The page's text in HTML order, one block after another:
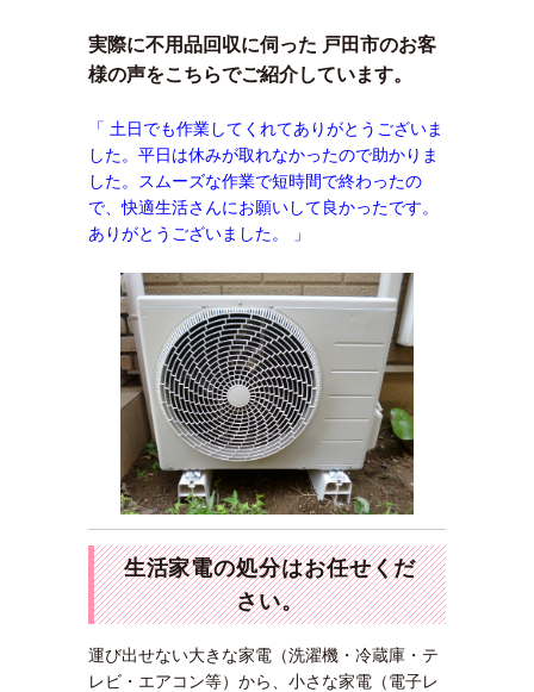
実際に不用品回収に伺った 戸田市のお客
様の声をこちらでご紹介しています。
「 土日でも作業してくれてありがとうございま
した。平日は休みが取れなかったので助かりま
した。スムーズな作業で短時間で終わったの
で、快適生活さんにお願いして良かったです。
ありがとうございました。 」
生活家電の処分はお任せくだ
さい。
運び出せない大きな家電（洗濯機・冷蔵庫・テ
レビ・エアコン等）から、小さな家電（電子レ